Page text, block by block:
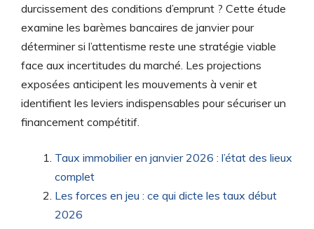
durcissement des conditions d’emprunt ? Cette étude
examine les barèmes bancaires de janvier pour
déterminer si l’attentisme reste une stratégie viable
face aux incertitudes du marché. Les projections
exposées anticipent les mouvements à venir et
identifient les leviers indispensables pour sécuriser un
financement compétitif.
Taux immobilier en janvier 2026 : l’état des lieux
complet
Les forces en jeu : ce qui dicte les taux début
2026